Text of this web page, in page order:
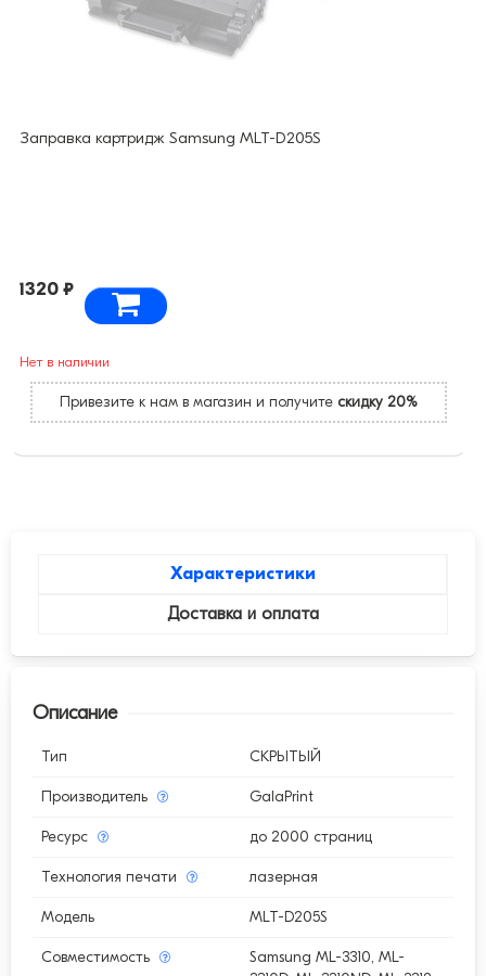
Заправка картридж Samsung MLT-D205S
1320 ₽
Нет в наличии
Привезите к нам в магазин и получите скидку 20%
Характеристики
Доставка и оплата
Описание
Тип СКРЫТЫЙ
Производитель GalaPrint
Ресурс до 2000 страниц
Технология печати лазерная
Модель MLT-D205S
Совместимость
Samsung ML-3310, ML-